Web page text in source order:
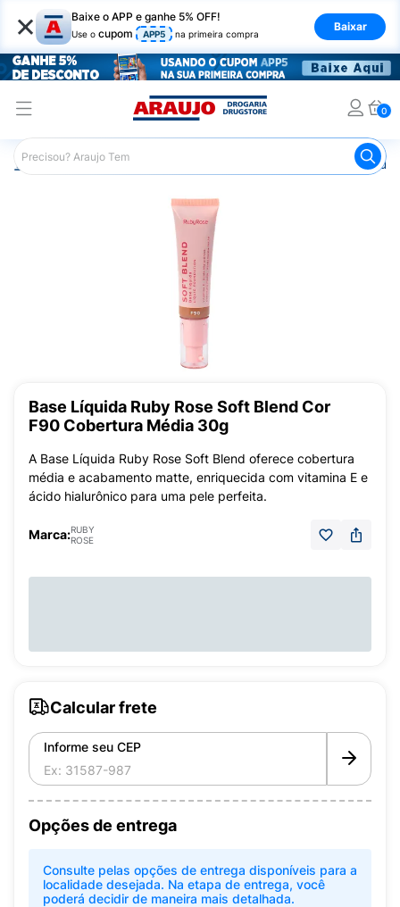
× Baixe o APP e ganhe 5% OFF!
Use o cupom APP5 na primeira compra
Baixar
0
Araujo Maquiagem Base Líquida
Base Líquida Ruby Rose Soft Blend Cor
F90 Cobertura Média 30g
A Base Líquida Ruby Rose Soft Blend oferece cobertura
média e acabamento matte, enriquecida com vitamina E e
ácido hialurônico para uma pele perfeita.
Marca:RUBY
ROSE
Calcular frete
Informe seu CEP
Opções de entrega
Consulte pelas opções de entrega disponíveis para a
localidade desejada. Na etapa de entrega, você
poderá decidir de maneira mais detalhada.